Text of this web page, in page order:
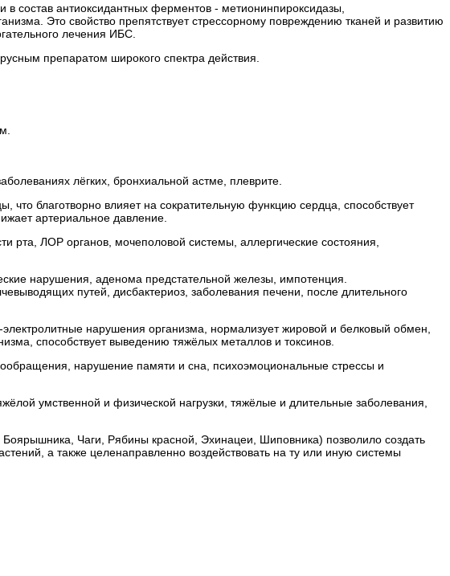
состав антиоксидантных ферментов - метионинпироксидазы,
Это свойство препятствует стрессорному повреждению тканей и развитию
лечения ИБС.
препаратом широкого спектра действия.
лёгких, бронхиальной астме, плеврите.
благотворно влияет на сократительную функцию сердца, способствует
артериальное давление.
рта, ЛОР органов, мочеполовой системы, аллергические состояния,
нарушения, аденома предстательной железы, импотенция.
путей, дисбактериоз, заболевания печени, после длительного
нарушения организма, нормализует жировой и белковый обмен,
способствует выведению тяжёлых металлов и токсинов.
нарушение памяти и сна, психоэмоциональные стрессы и
умственной и физической нагрузки, тяжёлые и длительные заболевания,
Чаги, Рябины красной, Эхинацеи, Шиповника) позволило создать
а также целенаправленно воздействовать на ту или иную системы